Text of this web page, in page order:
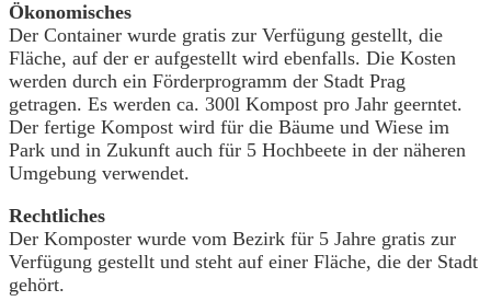
Ökonomisches
Der Container wurde gratis zur Verfügung gestellt, die
Fläche, auf der er aufgestellt wird ebenfalls. Die Kosten
werden durch ein Förderprogramm der Stadt Prag
getragen. Es werden ca. 300l Kompost pro Jahr geerntet.
Der fertige Kompost wird für die Bäume und Wiese im
Park und in Zukunft auch für 5 Hochbeete in der näheren
Umgebung verwendet.
Rechtliches
Der Komposter wurde vom Bezirk für 5 Jahre gratis zur
Verfügung gestellt und steht auf einer Fläche, die der Stadt
gehört.